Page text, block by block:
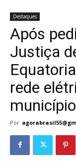
Destaques
Após
Justiça
rede
Por